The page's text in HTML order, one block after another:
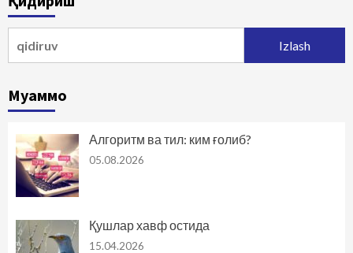
Муаммо
Алгоритм ва тил: ким ғолиб?
05.08.2026
Қушлар хавф остида
15.04.2026